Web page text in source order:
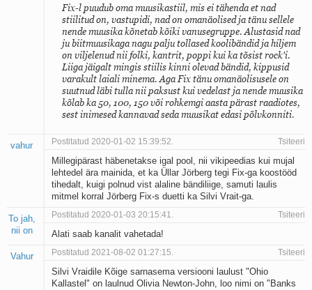
Fix-l puudub oma muusikastiil, mis ei tähenda et nad
stiilitud on, vastupidi, nad on omanäolised ja tänu sellele
nende muusika kõnetab kõiki vanusegruppe. Alustasid nad
ju biitmuusikaga nagu palju tollased koolibändid ja hiljem
on viljelenud nii folki, kantrit, poppi kui ka tõsist rock'i.
Liiga jäigalt mingis stiilis kinni olevad bändid, kippusid
varakult laiali minema. Aga Fix tänu omanäolisusele on
suutnud läbi tulla nii paksust kui vedelast ja nende muusika
kõlab ka 50, 100, 150 või rohkemgi aasta pärast raadiotes,
sest inimesed kannavad seda muusikat edasi põlvkonniti.
vahur Postitatud 2020-01-02 15:39:52. Tsiteeri
Millegipärast häbenetakse igal pool, nii vikipeedias kui mujal
lehtedel ära mainida, et ka Üllar Jörberg tegi Fix-ga koostööd
tihedalt, kuigi polnud vist alaline bändiliige, samuti laulis
mitmel korral Jörberg Fix-s duetti ka Silvi Vrait-ga.
To jah,
nii on
Postitatud 2020-01-03 20:15:41. Tsiteeri
Alati saab kanalit vahetada!
Vahur Postitatud 2021-08-02 01:27:15. Tsiteeri
Silvi Vraidile Kõige sarnasema versiooni laulust "Ohio
Kallastel" on laulnud Olivia Newton-John, loo nimi on "Banks